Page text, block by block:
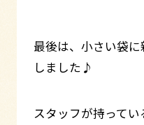
最後は、小さい袋
しました♪
スタッフが持って